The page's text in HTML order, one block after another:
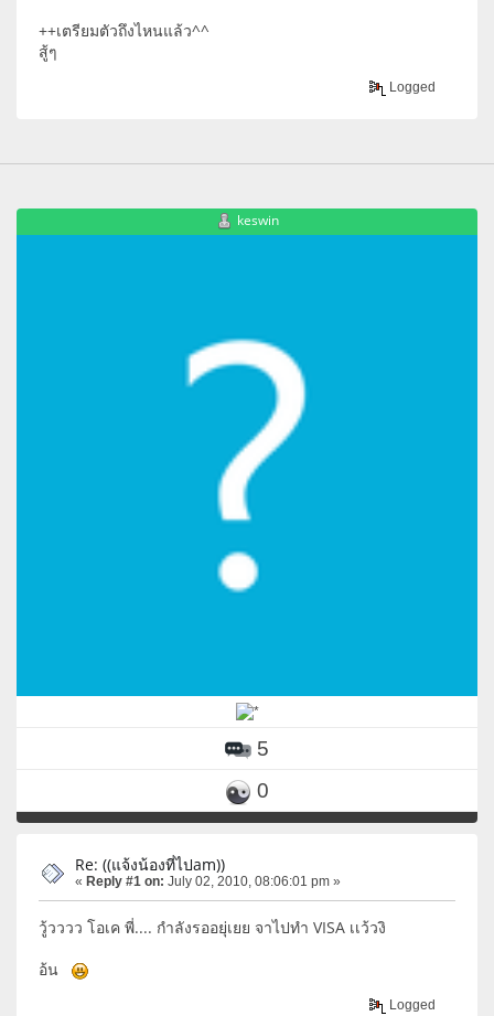
++เตรียมตัวถึงไหนแล้ว^^
สู้ๆ
Logged
keswin
5
0
Re: ((แจ้งน้องที่ไปam))
« Reply #1 on: July 02, 2010, 08:06:01 pm »
วู้วววว โอเค พี่.... กำลังรออยุ่เยย จาไปทำ VISA เเว้วงิ
อ้น
Logged